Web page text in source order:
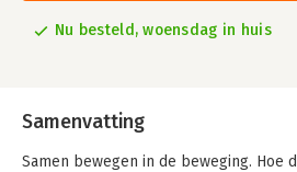
Nu besteld, woensdag in huis
Samenvatting
Samen bewegen in de beweging. Hoe